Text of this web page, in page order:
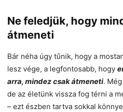
Ne feledjük, hogy
átmeneti
Bár néha úgy tűnik, hogy a
lesz vége, a legfontosabb, hogy
arra, mindez csak átmeneti.
de az életünk vissza fog térni a
– ezt észben tartva sokkal